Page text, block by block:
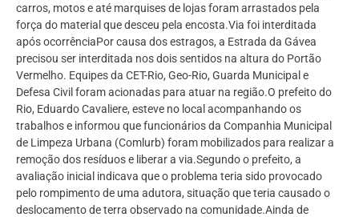
carros, motos e até marquises de lojas foram arrastados pela
força do material que desceu pela encosta.Via foi interditada
após ocorrênciaPor causa dos estragos, a Estrada da Gávea
precisou ser interditada nos dois sentidos na altura do Portão
Vermelho. Equipes da CET-Rio, Geo-Rio, Guarda Municipal e
Defesa Civil foram acionadas para atuar na região.O prefeito do
Rio, Eduardo Cavaliere, esteve no local acompanhando os
trabalhos e informou que funcionários da Companhia Municipal
de Limpeza Urbana (Comlurb) foram mobilizados para realizar a
remoção dos resíduos e liberar a via.Segundo o prefeito, a
avaliação inicial indicava que o problema teria sido provocado
pelo rompimento de uma adutora, situação que teria causado o
deslocamento de terra observado na comunidade.Ainda de